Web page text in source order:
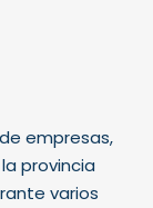
empresas,
provincia
varios